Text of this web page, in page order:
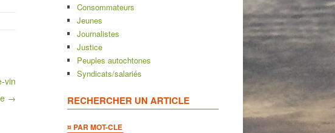
vin
→
Consommateurs
Jeunes
Journalistes
Justice
Peuples autochtones
Syndicats/salariés
RECHERCHER UN ARTICLE
¤ PAR MOT-CLE